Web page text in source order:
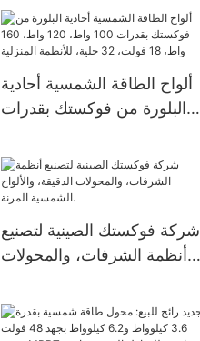
مزودة بألواح شمسية
ألواح الطاقة الشمسية أحادية
البلورة من فوكستك بقدرات
18 فولت، 32 خلية، للأنظمة
المنزلية
شركة فوكستك الصينية لتصنيع
أنظمة الشرفات، والمحولات